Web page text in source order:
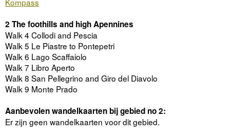
2 The foothills and high Apennines
Walk 4 Collodi and Pescia
Walk 5 Le Piastre to Pontepetri
Walk 6 Lago Scaffaiolo
Walk 7 Libro Aperto
Walk 8 San Pellegrino and Giro del Diavolo
Walk 9 Monte Prado
Aanbevolen wandelkaarten bij gebied no 2:
Er zijn geen wandelkaarten voor dit gebied.